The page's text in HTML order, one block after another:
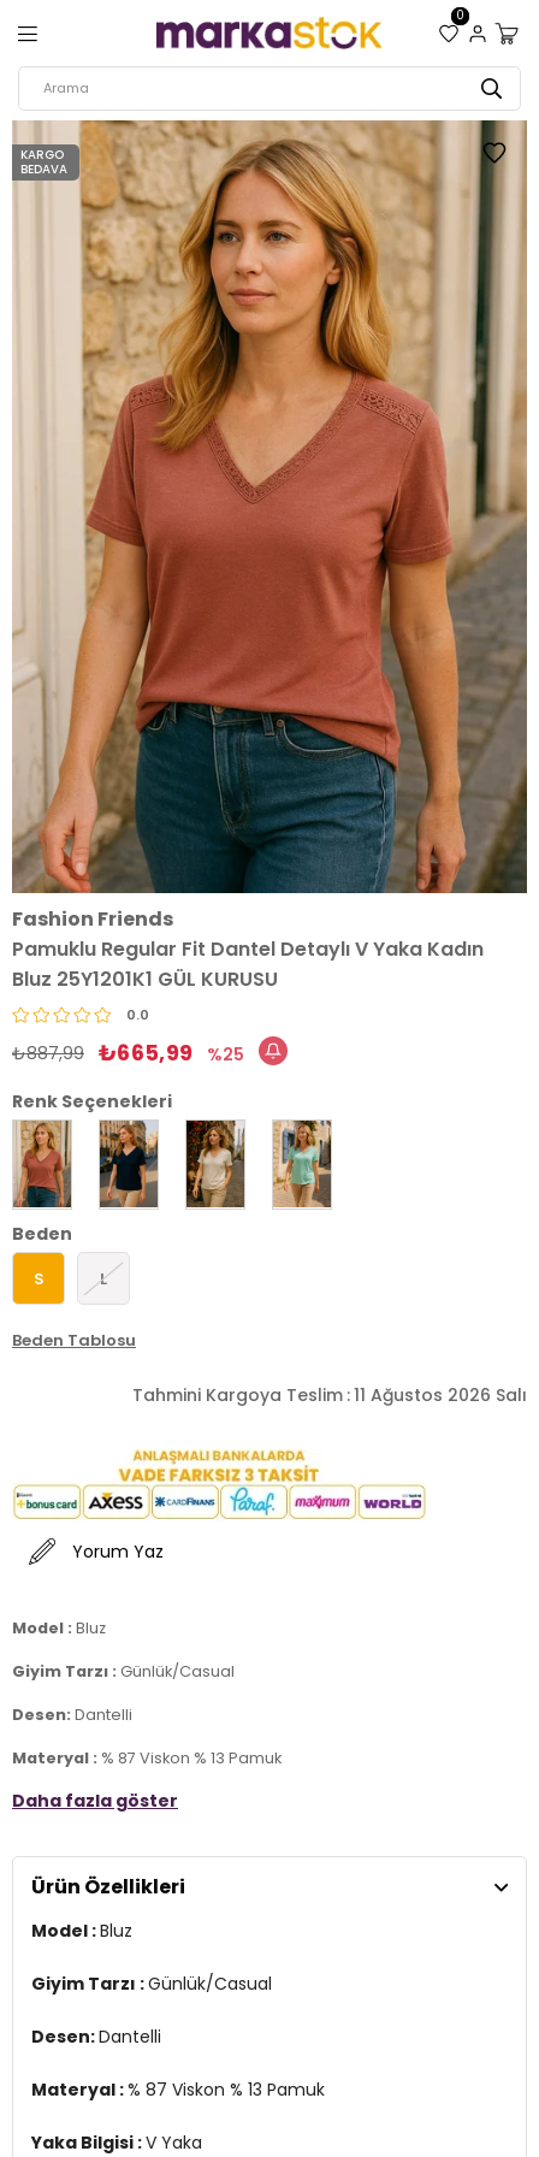
0
KARGO
BEDAVA
Fashion Friends
Pamuklu Regular Fit Dantel Detaylı V Yaka Kadın
Bluz 25Y1201K1 GÜL KURUSU
0.0
₺887,99 ₺665,99
25
Renk Seçenekleri
Beden
S L
Beden Tablosu
Tahmini Kargoya Teslim :11 Ağustos 2026 Salı
Yorum Yaz
Model : Bluz
Giyim Tarzı : Günlük/Casual
Desen: Dantelli
Materyal : % 87 Viskon % 13 Pamuk
Yaka Bilgisi :V Yaka
Kalıp Bilgisi :Regular Fit
Üretim Yeri :Türkiye
Daha fazla göster
Ürün Özellikleri
Model :Bluz
Giyim Tarzı :Günlük/Casual
Desen:Dantelli
Materyal :% 87 Viskon % 13 Pamuk
Yaka Bilgisi :V Yaka